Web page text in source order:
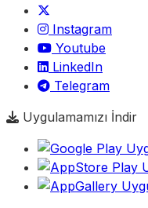
Instagram
Youtube
LinkedIn
Telegram
Uygulamamızı İndir